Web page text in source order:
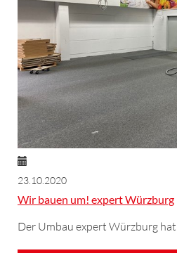
23.10.2020
Wir bauen um! expert Würzburg
Der Umbau expert Würzburg hat